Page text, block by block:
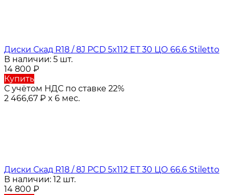
Диски Скад R18 / 8J PCD 5x112 ЕТ 30 ЦО 66.6 Stiletto
В наличии: 5 шт.
14 800 ₽
Купить
С учётом НДС по ставке 22%
2 466,67 ₽ x 6 мес.
Диски Скад R18 / 8J PCD 5x112 ЕТ 30 ЦО 66.6 Stiletto
В наличии: 12 шт.
14 800 ₽